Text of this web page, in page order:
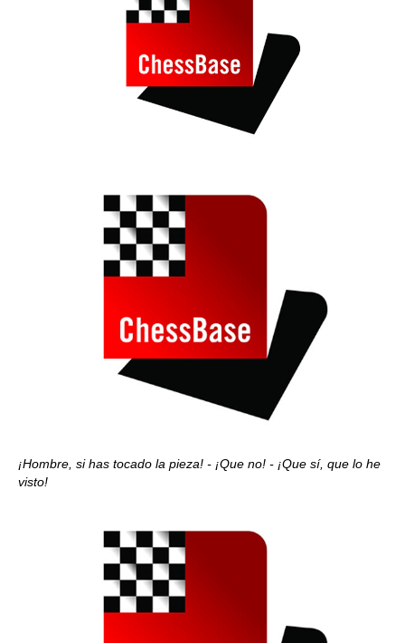
¡Hombre, si has tocado la pieza! - ¡Que no! - ¡Que sí, que lo he
visto!